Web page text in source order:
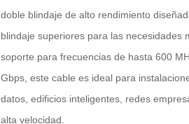
doble blindaje de alto rendimiento
blindaje superiores para las necesidades
soporte para frecuencias de hasta 600
Gbps, este cable es ideal para
datos, edificios inteligentes, redes
alta velocidad.